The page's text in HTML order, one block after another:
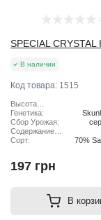
SPECIAL CRYSTAL
В наличии
Код товара: 1515
Высота
растения:
Генетика:
Сбор Урожая:
Содержание
ТГК:
Сорт:
70%
197 грн
В